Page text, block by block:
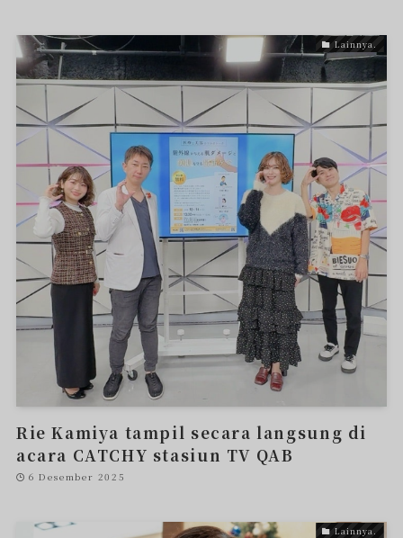
Lainnya.
Rie Kamiya tampil secara langsung di
acara CATCHY stasiun TV QAB
6 Desember 2025
Lainnya.